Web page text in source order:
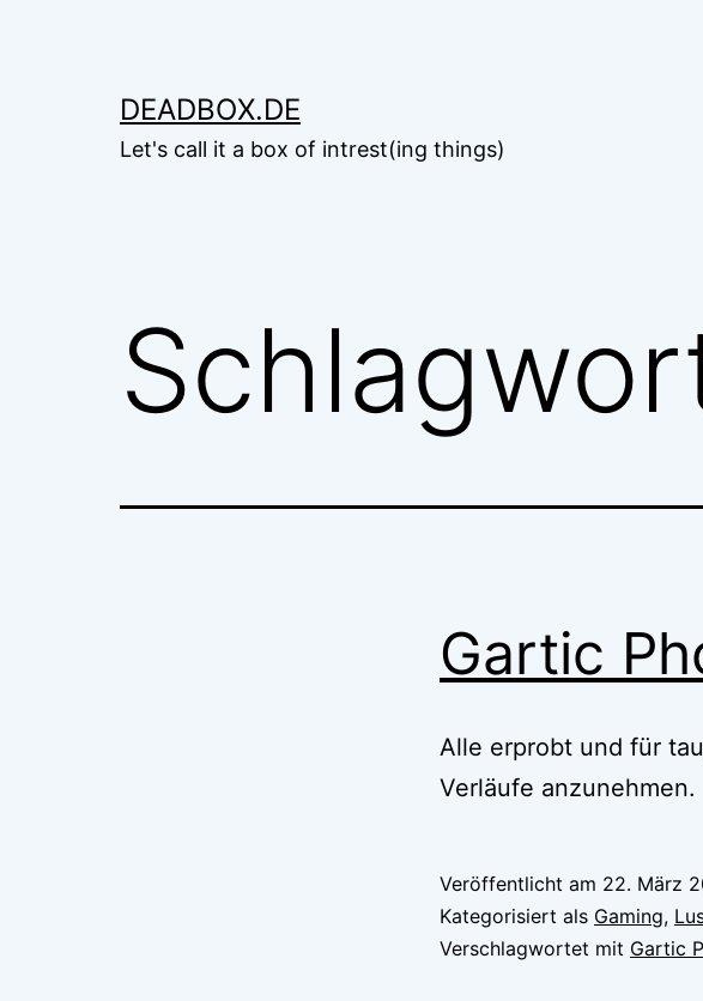
DEADBOX.DE
Let's call it a box of intrest(ing things)
Gartic
Alle erprobt und für
Verläufe anzunehmen.
Veröffentlicht am 22. März
Kategorisiert als Gaming,
Verschlagwortet mit Gartic